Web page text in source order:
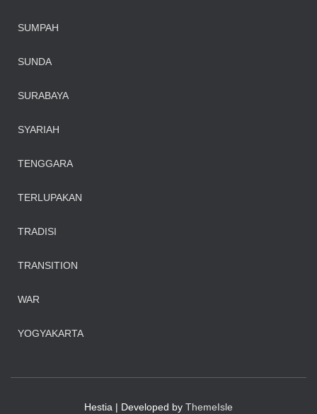
SUMPAH
SUNDA
SURABAYA
SYARIAH
TENGGARA
TERLUPAKAN
TRADISI
TRANSITION
WAR
YOGYAKARTA
Hestia | Developed by ThemeIsle